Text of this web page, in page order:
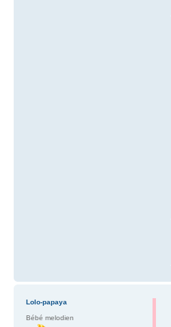
Lolo-papaya
Bébé melodien